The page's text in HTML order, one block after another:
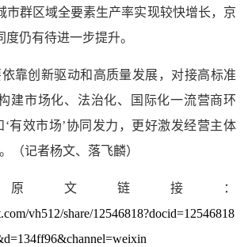
市群区域全要素生产率实现较快增长，京
仍有待进一步提升。
创新驱动和高质量发展，对接高标准
建市场化、法治化、国际化一流营商环
‘有效市场’协同发力，更好激发经营主体
（记者杨文、落飞麟）
链接：
vh512/share/12546818?docid=12546818